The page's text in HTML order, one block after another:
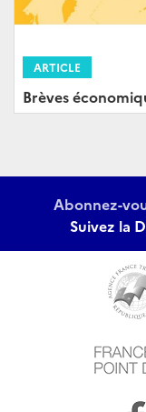
ARTICLE
Brèves
Abonnez-
Suivez la